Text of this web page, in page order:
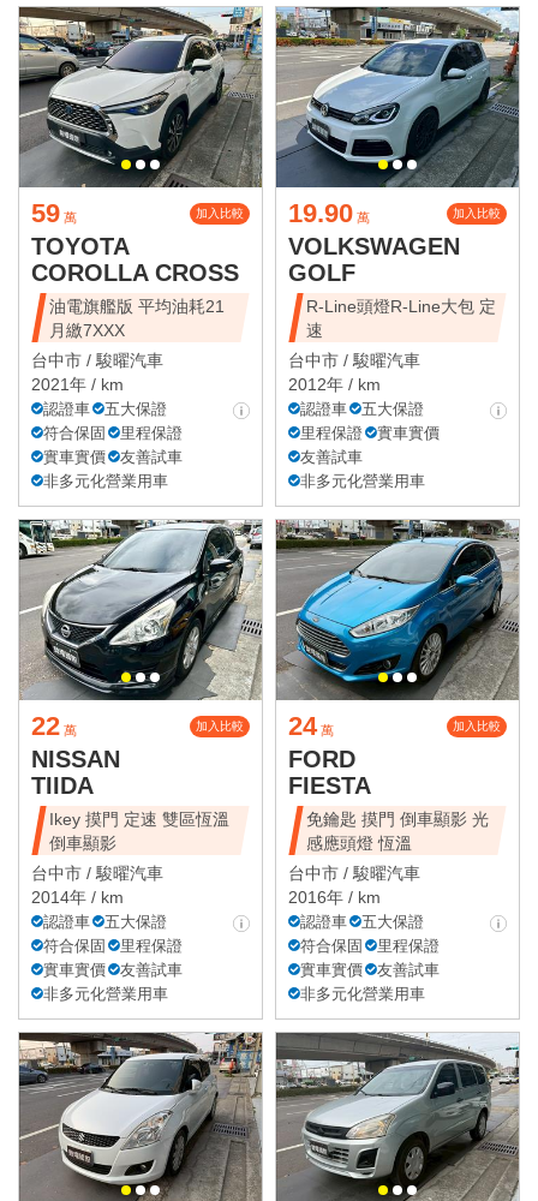
59 萬 加入比較
TOYOTA
COROLLA CROSS
油電旗艦版 平均油耗21
月繳7XXX
台中市 / 駿曜汽車
2021年 / km
認證車
五大保證
符合保固
里程保證
實車實價
友善試車
非多元化營業用車
19.90 萬 加入比較
VOLKSWAGEN
GOLF
R-Line頭燈R-Line大包 定
速
台中市 / 駿曜汽車
2012年 / km
認證車
五大保證
里程保證
實車實價
友善試車
非多元化營業用車
22 萬 加入比較
NISSAN
TIIDA
Ikey 摸門 定速 雙區恆溫
倒車顯影
台中市 / 駿曜汽車
2014年 / km
認證車
五大保證
符合保固
里程保證
實車實價
友善試車
非多元化營業用車
24 萬 加入比較
FORD
FIESTA
免鑰匙 摸門 倒車顯影 光
感應頭燈 恆溫
台中市 / 駿曜汽車
2016年 / km
認證車
五大保證
符合保固
里程保證
實車實價
友善試車
非多元化營業用車